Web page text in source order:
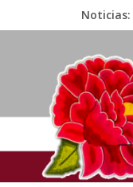
Noticias: